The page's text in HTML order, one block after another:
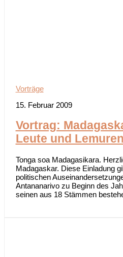
Vorträge
15. Februar 2009
Vortrag:
Leute und Lemuren
Tonga soa Madagasikara.
Madagaskar. Diese Einladung
politischen
Antananarivo zu Beginn des
seinen aus 18 Stämmen